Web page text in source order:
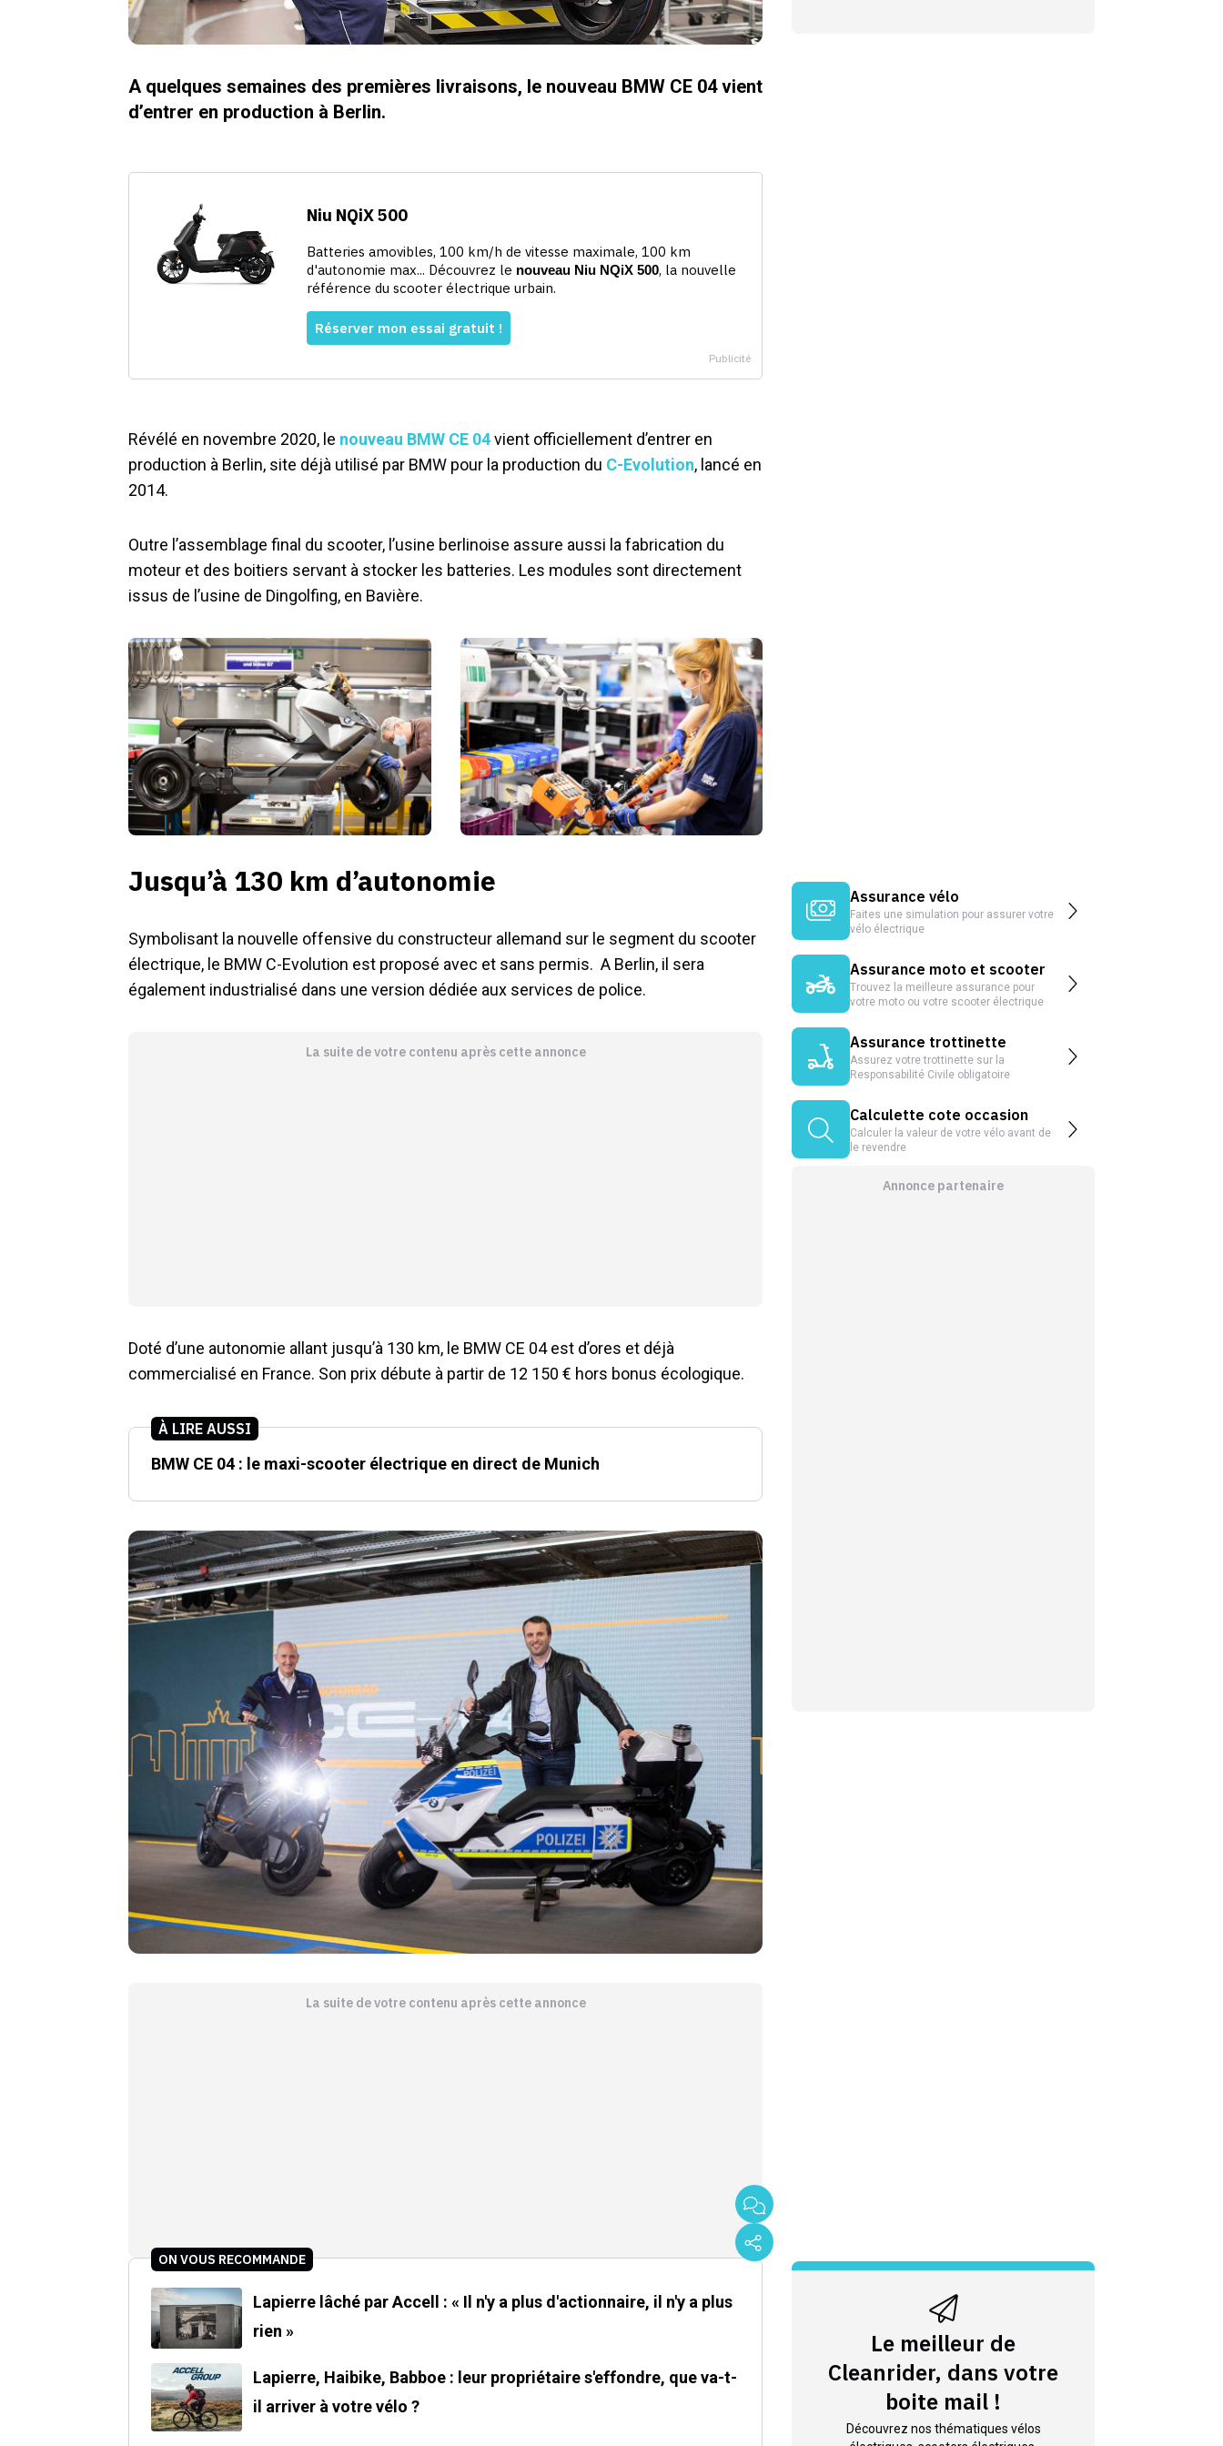
A quelques semaines des premières livraisons, le nouveau BMW CE 04 vient
d’entrer en production à Berlin.
Révélé en novembre 2020, le nouveau BMW CE 04vient officiellement d’entrer en
production à Berlin, site déjà utilisé par BMW pour la production du C-Evolution, lancé en
2014.
Outre l’assemblage final du scooter, l’usine berlinoise assure aussi la fabrication du
moteur et des boitiers servant à stocker les batteries. Les modules sont directement
issus de l’usine de Dingolfing, en Bavière.
Jusqu’à 130 km d’autonomie
Symbolisant la nouvelle offensive du constructeur allemand sur le segment du scooter
électrique, le BMW C-Evolution est proposé avec et sans permis. A Berlin, il sera
également industrialisé dans une version dédiée aux services de police.
La suite de votre contenu après cette annonce
Doté d’une autonomie allant jusqu’à 130 km, le BMW CE 04 est d’ores et déjà
commercialisé en France. Son prix débute à partir de 12 150 € hors bonus écologique.
À LIRE AUSSI
BMW CE 04 : le maxi-scooter électrique en direct de Munich
La suite de votre contenu après cette annonce
ON VOUS RECOMMANDE
Lapierre lâché par Accell : « Il n'y a plus d'actionnaire, il n'y a plus
rien »
Lapierre, Haibike, Babboe : leur propriétaire s'effondre, que va-t-
il arriver à votre vélo ?
Assurance vélo
Faites une simulation pour assurer votre
vélo électrique
Assurance moto et scooter
Trouvez la meilleure assurance pour
votre moto ou votre scooter électrique
Assurance trottinette
Assurez votre trottinette sur la
Responsabilité Civile obligatoire
Calculette cote occasion
Calculer la valeur de votre vélo avant de
le revendre
Annonce partenaire
Le meilleur de
Cleanrider, dans votre
boite mail !
Découvrez nos thématiques vélos